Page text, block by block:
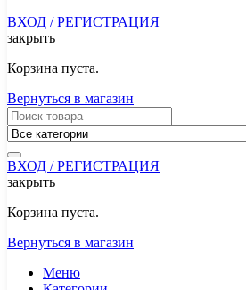
ВХОД / РЕГИСТРАЦИЯ
закрыть
Корзина пуста.
Вернуться в магазин
ВХОД / РЕГИСТРАЦИЯ
закрыть
Корзина пуста.
Вернуться в магазин
Меню